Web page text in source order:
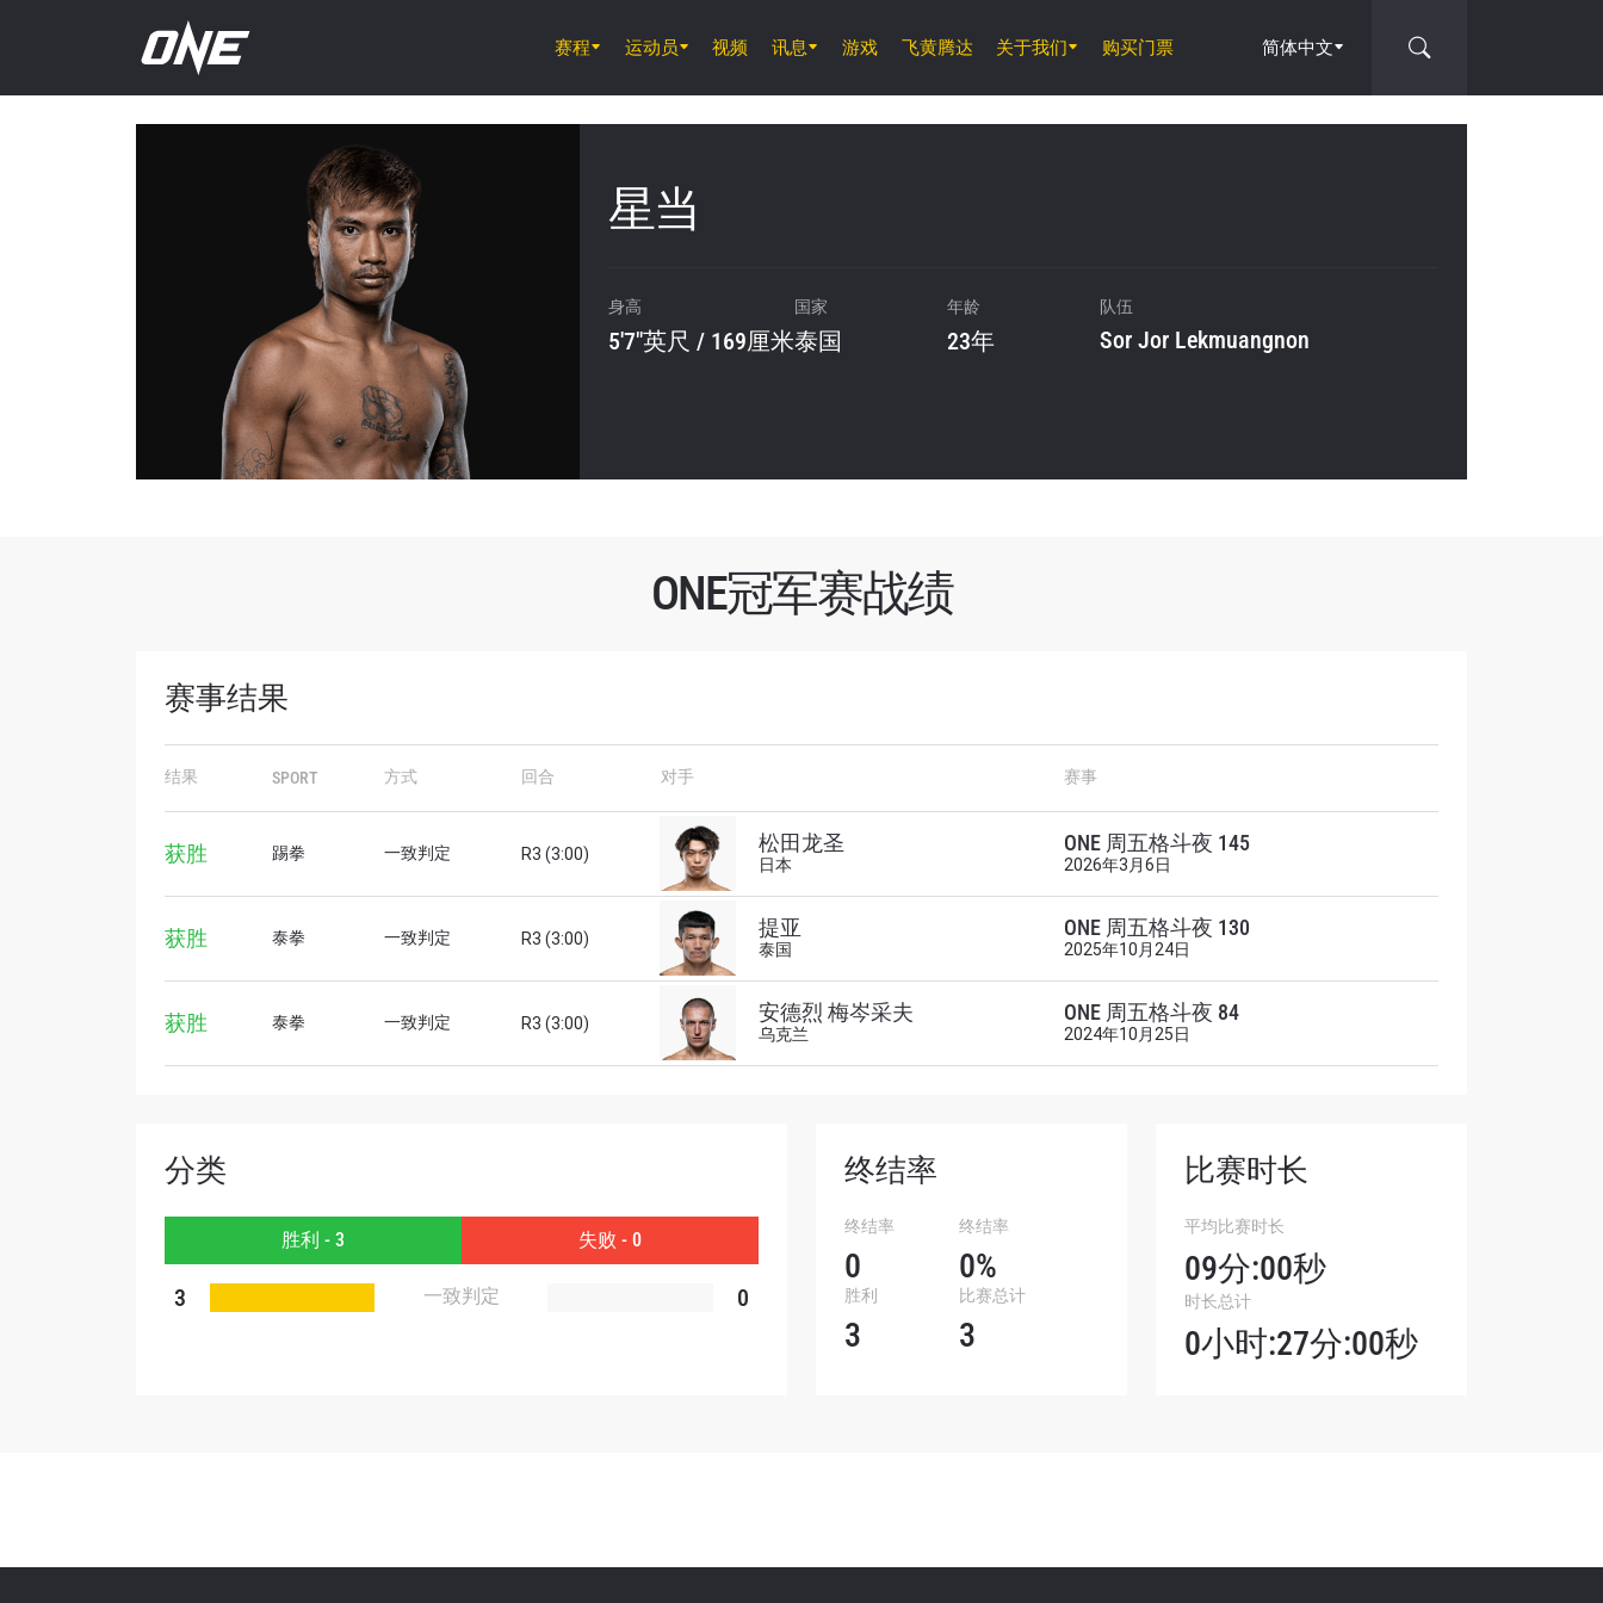
赛程 运动员 视频 讯息 游戏 飞黄腾达 关于我们 购买门票 简体中文
星当
身高
5'7"英尺 / 169厘米
国家
泰国
年龄
23年
队伍
Sor Jor Lekmuangnon
ONE冠军赛战绩
赛事结果
结果 SPORT 方式 回合 对手 赛事
获胜 踢拳 一致判定 R3 (3:00) 松田龙圣
日本
ONE 周五格斗夜 145
2026年3月6日
获胜 泰拳 一致判定 R3 (3:00) 提亚
泰国
ONE 周五格斗夜 130
2025年10月24日
获胜 泰拳 一致判定 R3 (3:00) 安德烈 梅岑采夫
乌克兰
ONE 周五格斗夜 84
2024年10月25日
分类
胜利 - 3 失败 - 0
3 一致判定 0
终结率
终结率
0
终结率
0%
胜利
3
比赛总计
3
比赛时长
平均比赛时长
09分:00秒
时长总计
0小时:27分:00秒
对手
赛事
浏览了解更多
在任何地域观看ONE冠军赛，现在注册获得权限了解最新资讯、解锁特别
福利以及优先机遇获得直播场次的最佳座位！
集、使用和披露您的信息。您可以随时取消订阅这些信息。